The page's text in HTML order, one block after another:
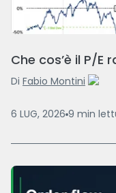
Che cos’è il P/E
Di Fabio Montini
6 LUG, 2026 9 min